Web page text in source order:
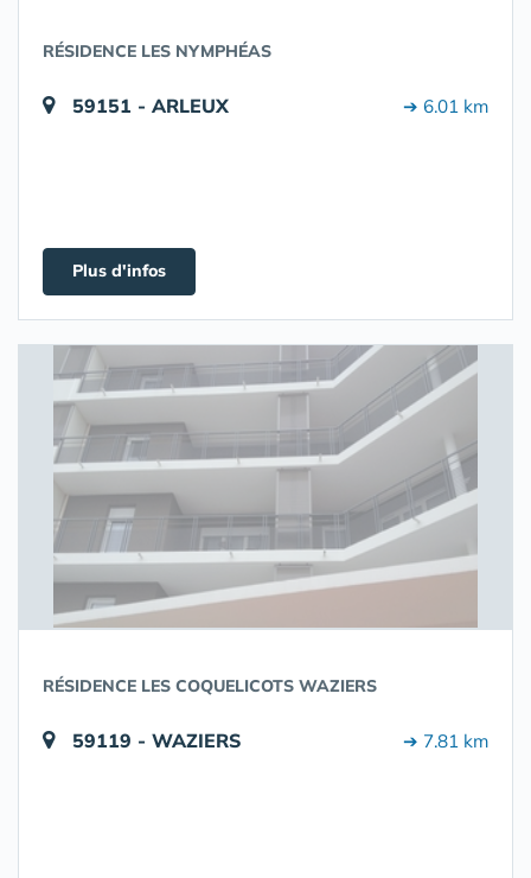
RÉSIDENCE LES NYMPHÉAS
59151 - ARLEUX ➔ 6.01 km
Plus d'infos
RÉSIDENCE LES COQUELICOTS WAZIERS
59119 - WAZIERS ➔ 7.81 km